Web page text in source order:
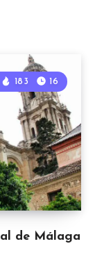
de Málaga
183 16